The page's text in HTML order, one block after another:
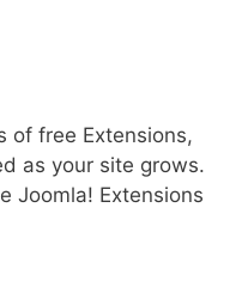
of free Extensions,
as your site grows.
Joomla! Extensions